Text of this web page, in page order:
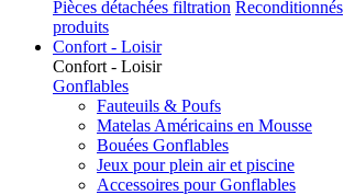
Pièces détachées filtration Reconditionnés
produits
Confort - Loisir
Confort - Loisir
Gonflables
Fauteuils & Poufs
Matelas Américains en Mousse
Bouées Gonflables
Jeux pour plein air et piscine
Accessoires pour Gonflables